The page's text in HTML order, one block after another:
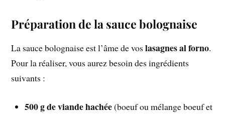
Préparation de la sauce bolognaise
La sauce bolognaise est l’âme de voslasagnes al forno.
Pour la réaliser, vous aurez besoin des ingrédients
suivants :
500 g de viande hachée(boeuf ou mélange boeuf et